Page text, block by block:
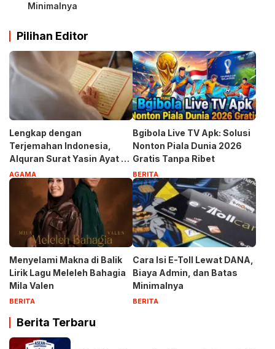
Minimalnya
Pilihan Editor
Lengkap dengan
Terjemahan Indonesia,
Alquran Surat Yasin Ayat 1-
83
AGAMA
Bgibola Live TV Apk: Solusi
Nonton Piala Dunia 2026
Gratis Tanpa Ribet
BERITA
Menyelami Makna di Balik
Lirik Lagu Meleleh Bahagia
Mila Valen
BERITA
Cara Isi E-Toll Lewat DANA,
Biaya Admin, dan Batas
Minimalnya
BERITA
Berita Terbaru